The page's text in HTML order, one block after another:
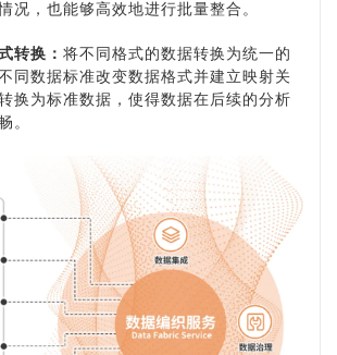
况，也能够高效地进行批量整合。
转换： 将不同格式的数据转换为统一的
同数据标准改变数据格式并建立映射关
换为标准数据，使得数据在后续的分析
。